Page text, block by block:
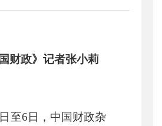
国财政》记者张小莉
至6日，中国财政杂